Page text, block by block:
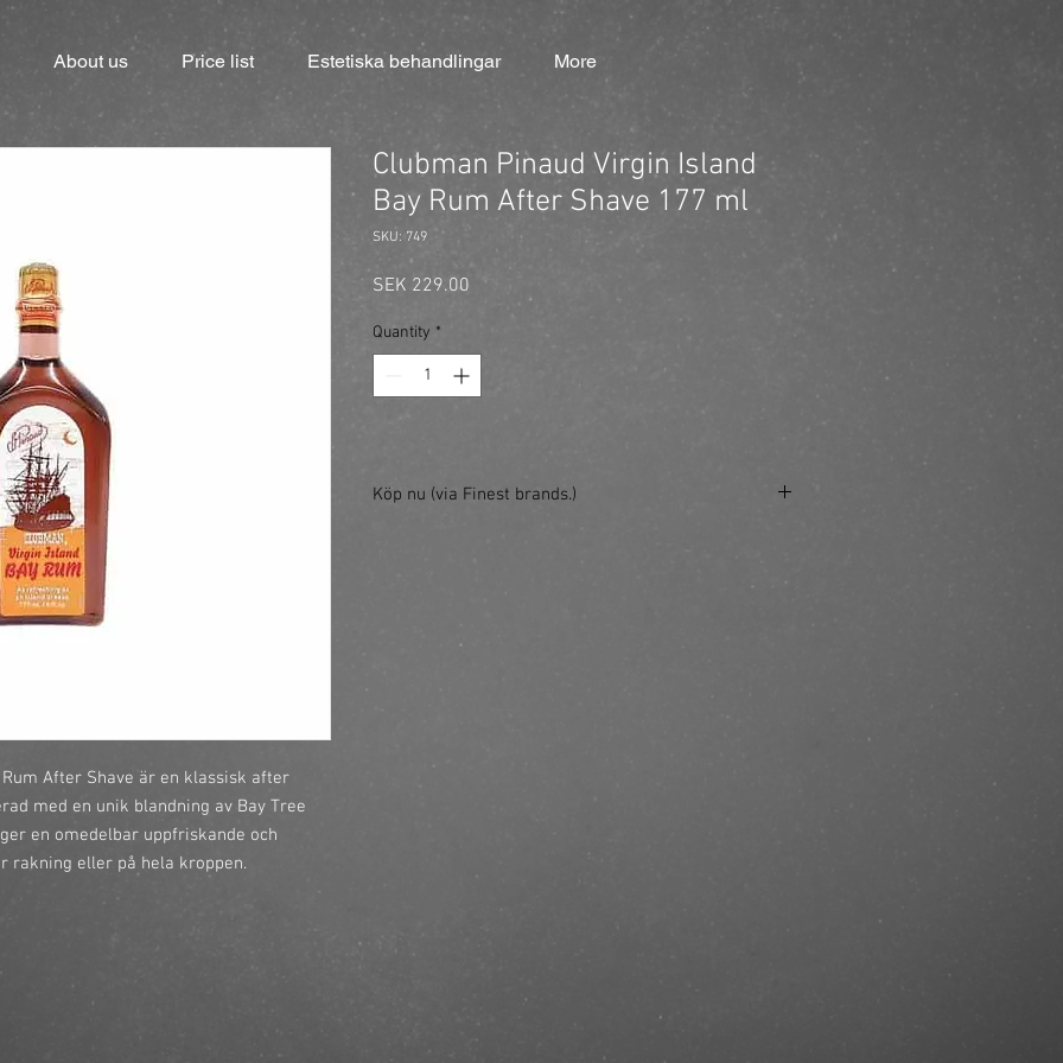
About us Price list Estetiska behandlingar More
After Shave är en klassisk after
med en unik blandning av Bay Tree
en omedelbar uppfriskande och
rakning eller på hela kroppen.
Clubman Pinaud Virgin Island
Bay Rum After Shave 177 ml
SKU: 749
SEK 229.00 Price
Quantity *
Köp nu (via Finest brands.)